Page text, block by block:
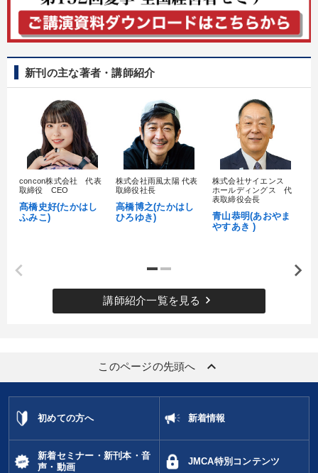
新刊の主な著者・講師紹介
concon株式会社 代表
取締役 CEO
髙橋史好(たかはし
ふみこ)
株式会社雨風太陽 代表
取締役社長
高橋博之(たかはし
ひろゆき)
株式会社サイエンス
ホールディングス 代
表取締役会長
青山恭明(あおやま
やすあき )
講師紹介一覧を見る keyboard_arrow_right
このページの先頭へ keyboard_arrow_up
初めての方へ 新着情報
新着セミナー・新刊本・音
声・動画
JMCA特別コンテンツ